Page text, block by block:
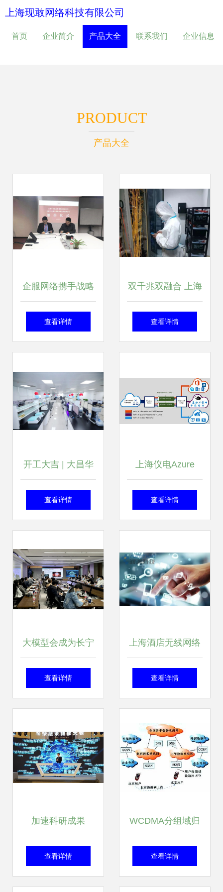
上海现敢网络科技有限公司
首页 企业简介 产品大全 联系我们 企业信息
PRODUCT
产品大全
企服网络携手战略
伙伴 助力中车项目
查看详情
双千兆双融合 上海
联通打造超高速校
查看详情
开工大吉 | 大昌华
嘉科学仪器正式开
查看详情
上海仪电Azure
Stack技术深入浅
Stack与Azure的有
QoS保证的网络联
测试
查看详情
大模型会成为长宁
未来产业的新风口
场“虹桥智
谷”CTOU联盟活动
说……
查看详情
上海酒店无线网络
覆盖技术全面解析
查看详情
加速科研成果
由“纸”变“钱” 上海
查看详情
WCDMA分组域归
属地接入实现方案
查看详情